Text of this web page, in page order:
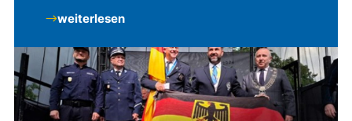
weiterlesen